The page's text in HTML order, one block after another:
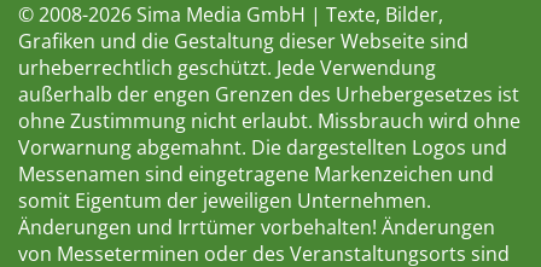
© 2008-2026 Sima Media GmbH | Texte, Bilder,
Grafiken und die Gestaltung dieser Webseite sind
urheberrechtlich geschützt. Jede Verwendung
außerhalb der engen Grenzen des Urhebergesetzes ist
ohne Zustimmung nicht erlaubt. Missbrauch wird ohne
Vorwarnung abgemahnt. Die dargestellten Logos und
Messenamen sind eingetragene Markenzeichen und
somit Eigentum der jeweiligen Unternehmen.
Änderungen und Irrtümer vorbehalten! Änderungen
von Messeterminen oder des Veranstaltungsorts sind